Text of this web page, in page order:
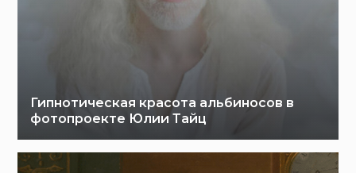
Гипнотическая красота альбиносов в
фотопроекте Юлии Тайц